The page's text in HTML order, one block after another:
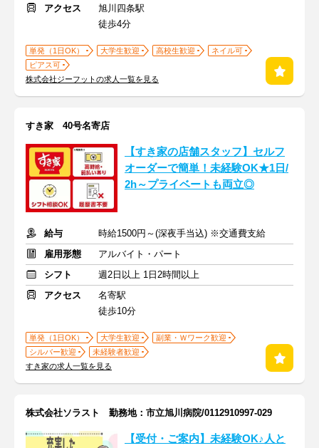
アクセス
旭川四条駅
徒歩4分
単発（1日OK） 大学生歓迎 高校生歓迎
ネイル可
ピアス可
株式会社ジーフットの求人一覧を見る
すき家 40号名寄店
【すき家の店舗スタッフ】セルフ
オーダーで簡単！未経験OK★1日/
2h～プライベートも両立◎
給与
時給1500円～(深夜手当込) ※交通費支給
雇用形態
アルバイト・パート
シフト
週2日以上 1日2時間以上
アクセス
名寄駅
徒歩10分
単発（1日OK） 大学生歓迎
副業・Ｗワーク歓迎
シルバー歓迎
未経験者歓迎
すき家の求人一覧を見る
株式会社ソラスト 勤務地：市立旭川病院/0112910997-029
【受付・ご案内】未経験OK♪人と